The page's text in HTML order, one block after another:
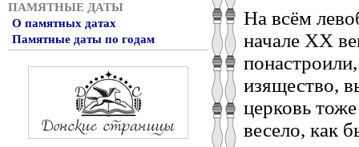
ПАМЯТНЫЕ ДАТЫ
О памятных датах
Памятные даты по годам
На всём
начале ХХ
изящество,
церковь
весело, как